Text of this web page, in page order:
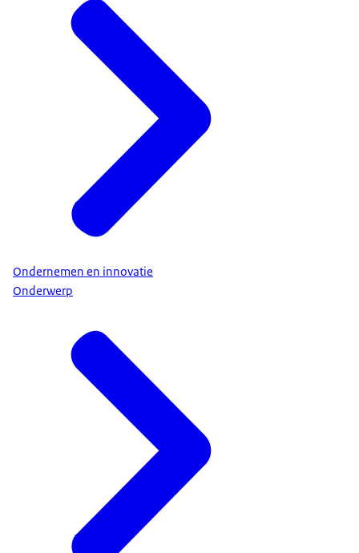
Ondernemen en innovatie
Onderwerp